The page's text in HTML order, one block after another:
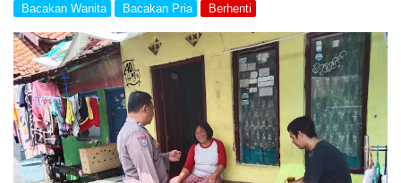
Bacakan Wanita Bacakan Pria Berhenti